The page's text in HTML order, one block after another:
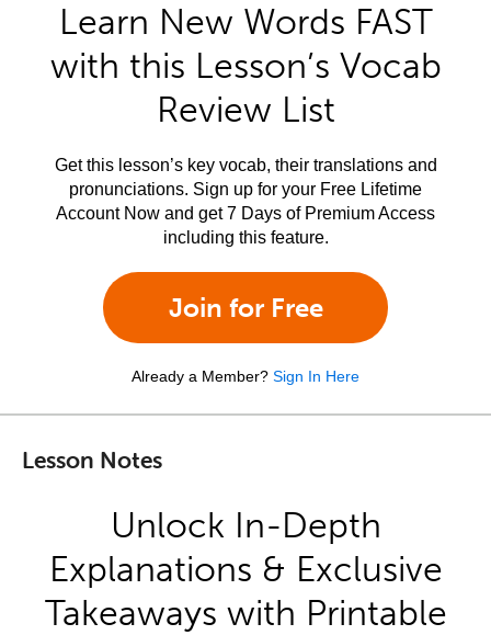
Learn New Words FAST
with this Lesson’s Vocab
Review List
Get this lesson’s key vocab, their translations and
pronunciations. Sign up for your Free Lifetime
Account Now and get 7 Days of Premium Access
including this feature.
Join for Free
Already a Member? Sign In Here
Lesson Notes
Unlock In-Depth
Explanations & Exclusive
Takeaways with Printable